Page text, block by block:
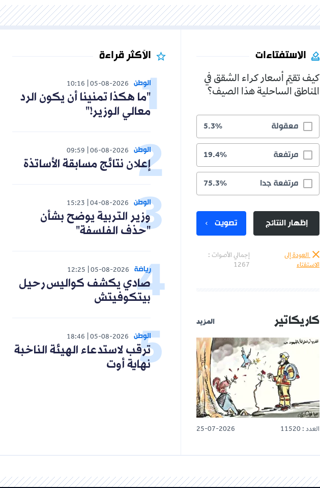
الاستفتاءات
كيف تقيّم أسعار كراء الشقق في
المناطق الساحلية هذا الصيف؟
معقولة 5.3%
مرتفعة 19.4%
مرتفعة جدا 75.3%
إظهار النتائج تصويت
العودة إلى
الاستفتاء
إجمالي الأصوات :
1267
كاريكاتير المزيد
العدد : 11520 25-07-2026
الأكثر قراءة
الوطن 05-08-2026
10:16
"ما هكذا تمنينا أن يكون الرد
معالي الوزير!"
الوطن 06-08-2026
09:59
إعلان نتائج مسابقة الأساتذة
الوطن 04-08-2026
15:23
وزير التربية يوضح بشأن
"حذف الفلسفة"
رياضة 05-08-2026
12:25
صادي يكشف كواليس رحيل
بيتكوفيتش
الوطن 05-08-2026
18:46
ترقب لاستدعاء الهيئة الناخبة
نهاية أوت